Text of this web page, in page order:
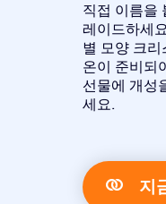
직접 이름을
레이드하세
별 모양 크
온이 준비되
선물에 개성
세요.
지